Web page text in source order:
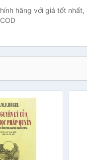
hãng với giá tốt
COD